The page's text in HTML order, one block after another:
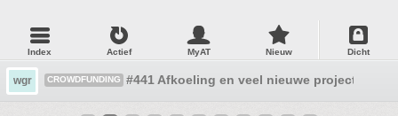
Index Actief MyAT Nieuw Dicht
wgr CROWDFUNDING #441 Afkoeling en veel nieuwe projecten...